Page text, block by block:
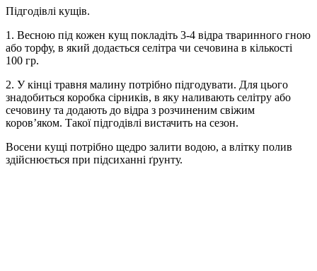
Підгодівлі кущів.
1. Весною під кожен кущ покладіть 3-4 відра тваринного гною
або торфу, в який додається селітра чи сечовина в кількості
100 гр.
2. У кінці травня малину потрібно підгодувати. Для цього
знадобиться коробка сірників, в яку наливають селітру або
сечовину та додають до відра з розчиненим свіжим
коров’яком. Такої підгодівлі вистачить на сезон.
Восени кущі потрібно щедро залити водою, а влітку полив
здійснюється при підсиханні ґрунту.